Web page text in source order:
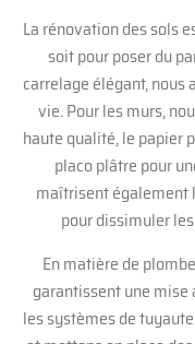
La rénovation des sols
soit pour poser du
carrelage élégant,
vie. Pour les murs,
haute qualité, le papier
placo plâtre pour
maîtrisent également
pour dissimuler
En matière de
garantissent une
les systèmes de